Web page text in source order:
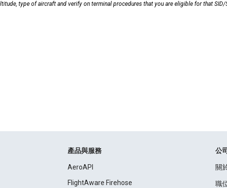
type of aircraft and verify on terminal procedures that you are eligible for that
產品與服務
AeroAPI
FlightAware Firehose
公司
關
職